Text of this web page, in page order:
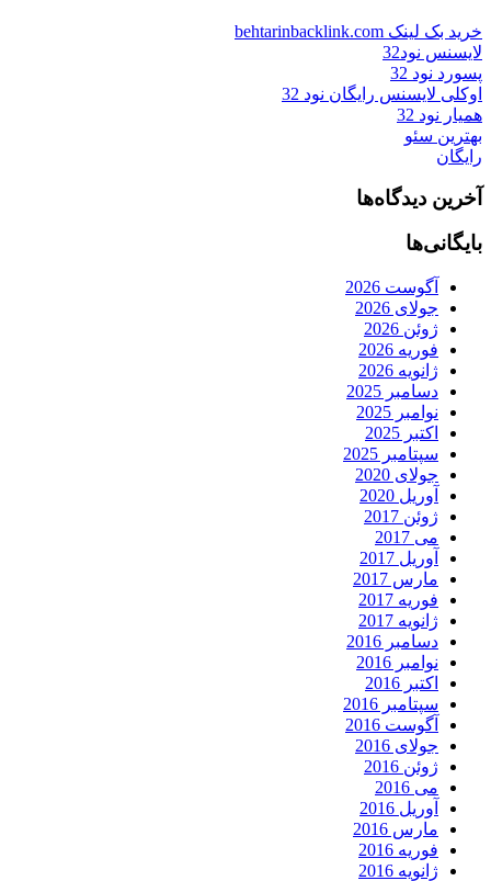
خرید بک لینک behtarinbacklink.com
لایسنس نود32
پسورد نود 32
اوکلی لایسنس رایگان نود 32
همیار نود 32
بهترین سئو
رایگان
آخرین دیدگاه‌ها
بایگانی‌ها
آگوست 2026
جولای 2026
ژوئن 2026
فوریه 2026
ژانویه 2026
دسامبر 2025
نوامبر 2025
اکتبر 2025
سپتامبر 2025
جولای 2020
آوریل 2020
ژوئن 2017
می 2017
آوریل 2017
مارس 2017
فوریه 2017
ژانویه 2017
دسامبر 2016
نوامبر 2016
اکتبر 2016
سپتامبر 2016
آگوست 2016
جولای 2016
ژوئن 2016
می 2016
آوریل 2016
مارس 2016
فوریه 2016
ژانویه 2016